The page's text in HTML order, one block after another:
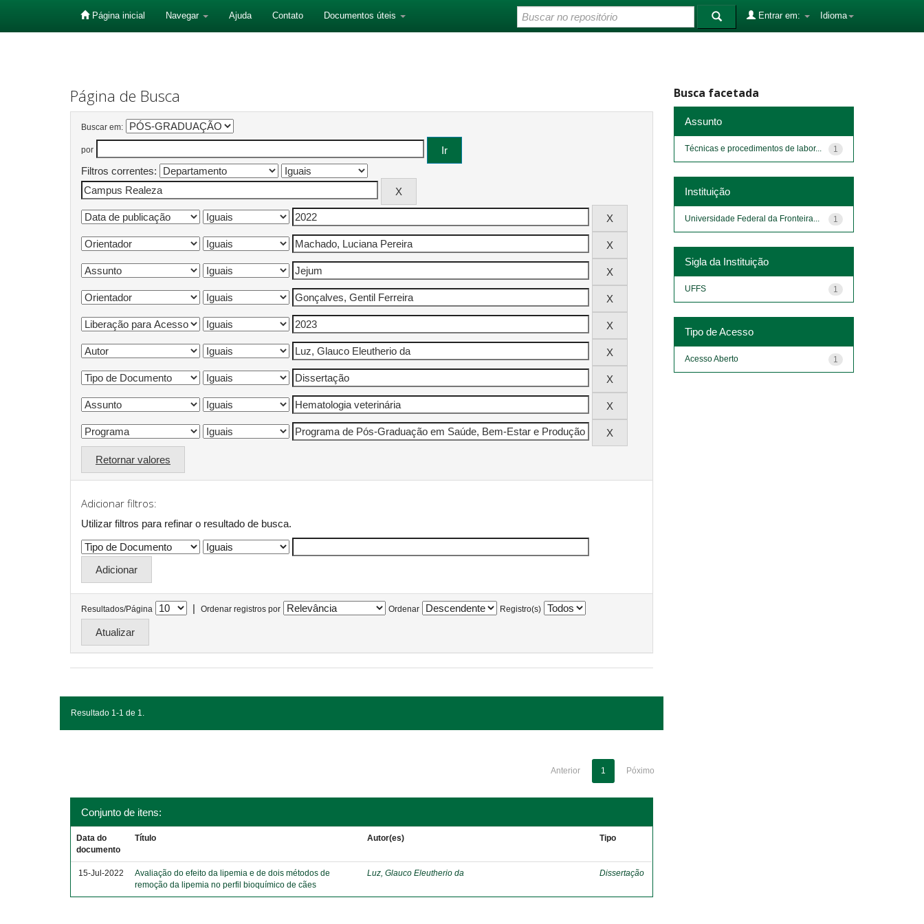
Página inicial Navegar Ajuda Contato Documentos úteis Idioma
Entrar em:
Página de Busca
Buscar em:
por
Filtros correntes:
Retornar valores
Adicionar filtros:
Utilizar filtros para refinar o resultado de busca.
Resultados/Página | Ordenar registros por Ordenar Registro(s)
Resultado 1-1 de 1.
Anterior 1 Póximo
Conjunto de itens:
Data do
documento
Título Autor(es) Tipo
15-Jul-2022
Avaliação do efeito da lipemia e de dois métodos de
remoção da lipemia no perfil bioquímico de cães
Luz, Glauco Eleutherio da Dissertação
Busca facetada
Assunto
1
Técnicas e procedimentos de labor...
Instituição
1
Universidade Federal da Fronteira...
Sigla da Instituição
1
UFFS
Tipo de Acesso
1
Acesso Aberto